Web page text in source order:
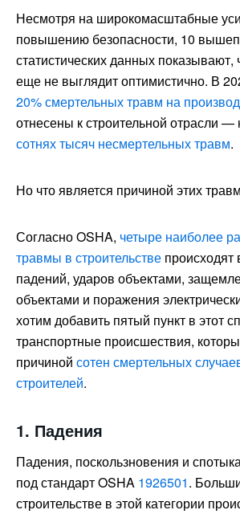
Несмотря на широкомасштабные
повышению безопасности, 10
статистических данных показывают,
еще не выглядит оптимистично. В
20% смертельных травм на
отнесены к строительной отрасли —
сотнях тысяч несмертельных травм.
Но что является причиной этих
Согласно OSHA, четыре наиболее
травмы в строительстве происходят
падений, ударов объектами,
объектами и поражения
хотим добавить пятый пункт в этот
транспортные происшествия,
причиной сотен смертельных
строителей.
1. Падения
Падения, поскользновения и
под стандарт OSHA 1926501.
строительстве в этой категории